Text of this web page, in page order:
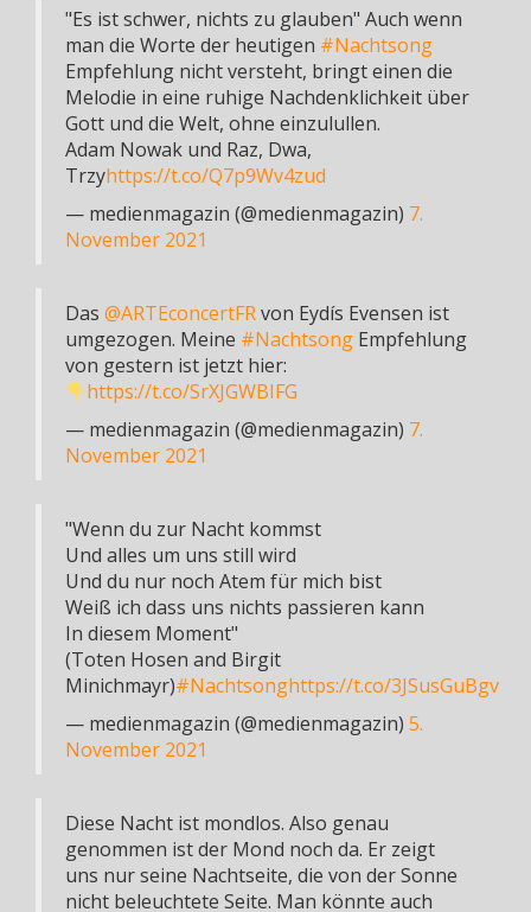
"Es ist schwer, nichts zu glauben" Auch wenn
man die Worte der heutigen #Nachtsong
Empfehlung nicht versteht, bringt einen die
Melodie in eine ruhige Nachdenklichkeit über
Gott und die Welt, ohne einzulullen.
Adam Nowak und Raz, Dwa,
Trzyhttps://t.co/Q7p9Wv4zud
— medienmagazin (@medienmagazin) 7.
November 2021
Das @ARTEconcertFRvon Eydís Evensen ist
umgezogen. Meine #Nachtsong Empfehlung
von gestern ist jetzt hier:
https://t.co/SrXJGWBIFG
— medienmagazin (@medienmagazin) 7.
November 2021
"Wenn du zur Nacht kommst
Und alles um uns still wird
Und du nur noch Atem für mich bist
Weiß ich dass uns nichts passieren kann
In diesem Moment"
(Toten Hosen and Birgit
Minichmayr)#Nachtsonghttps://t.co/3JSusGuBgv
— medienmagazin (@medienmagazin) 5.
November 2021
Diese Nacht ist mondlos. Also genau
genommen ist der Mond noch da. Er zeigt
uns nur seine Nachtseite, die von der Sonne
nicht beleuchtete Seite. Man könnte auch